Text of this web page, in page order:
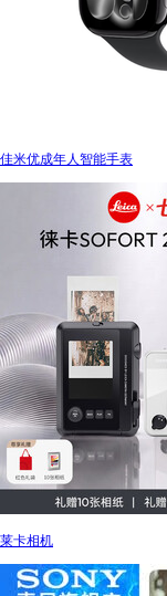
佳米优成年人智能手表
莱卡相机